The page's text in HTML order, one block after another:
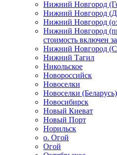
Нижний Новгород
Нижний Новгород
Нижний Новгород
Нижний Новгород
стоимость включен
Нижний Новгород
Нижний Тагил
Никольское
Новороссийск
Новоселки
Новоселки (Беларусь)
Новосибирск
Новый Киеват
Новый Порт
Норильск
о. Огой
Огой